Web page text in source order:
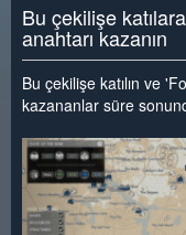
Bu çekilişe
anahtarı kazanın
Bu çekilişe katılın ve
kazananlar süre
<